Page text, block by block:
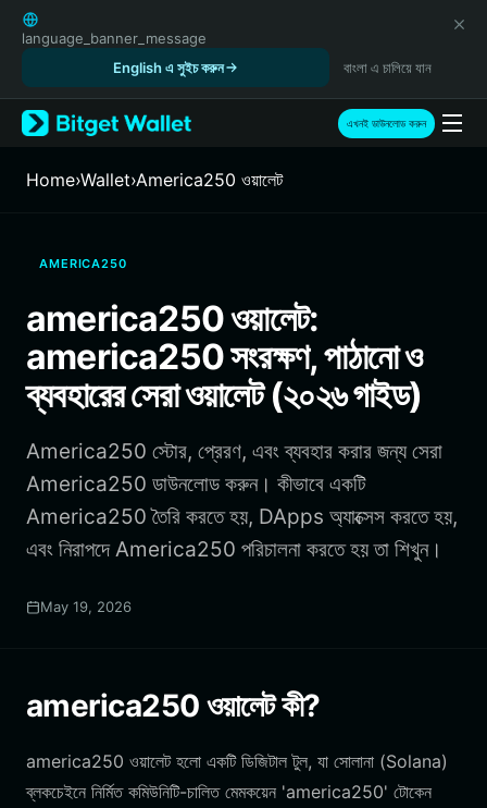
English
日本語
Русский
Español (Latinoamérica)
Türkçe
Italiano
繁體中文
Português (Portugal)
Bahasa Indonesia
ภาษาไทย
Português (Brasil)
Español (Argentina)
language_banner_message
English এ সুইচ করুন
বাংলা এ চালিয়ে যান
এখনই ডাউনলোড করুন
Home›Wallet›America250 ওয়ালেট
AMERICA250
america250 ওয়ালেট:
america250 সংরক্ষণ, পাঠানো ও
ব্যবহারের সেরা ওয়ালেট (২০২৬ গাইড)
America250 স্টোর, প্রেরণ, এবং ব্যবহার করার জন্য সেরা
America250 ডাউনলোড করুন। কীভাবে একটি
America250 তৈরি করতে হয়, DApps অ্যাক্সেস করতে হয়,
এবং নিরাপদে America250 পরিচালনা করতে হয় তা শিখুন।
May 19, 2026
america250 ওয়ালেট কী?
america250 ওয়ালেট হলো একটি ডিজিটাল টুল, যা সোলানা (Solana)
ব্লকচেইনে নির্মিত কমিউনিটি-চালিত মেমকয়েন 'america250' টোকেন